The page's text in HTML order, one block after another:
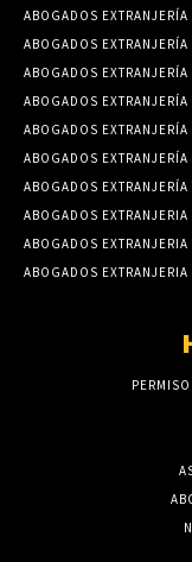
ABOGADOS
ABOGADOS EXTRANJERÍA
ABOGADOS EXTRANJERÍA
ABOGADOS EXTRANJERÍA
ABOGADOS
ABOGADOS EXTRANJERÍA
ABOGADOS EXTRANJERÍA
ABOGADOS EXTRANJERIA
ABOGADOS
ABOGADOS